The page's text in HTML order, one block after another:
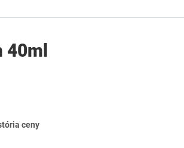
ceny